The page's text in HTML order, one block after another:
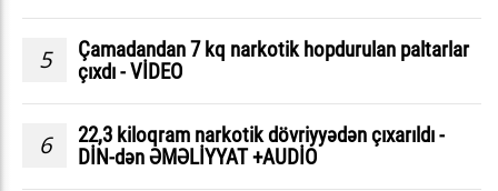
5
Çamadandan 7 kq narkotik hopdurulan paltarlar
çıxdı - VİDEO
6
22,3 kiloqram narkotik dövriyyədən çıxarıldı -
DİN-dən ƏMƏLİYYAT +AUDİO